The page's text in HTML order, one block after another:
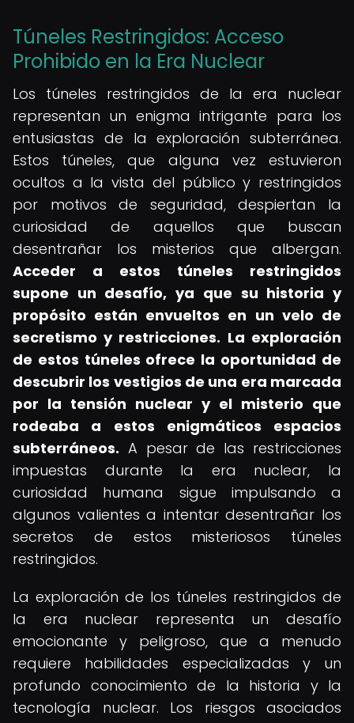
Túneles Restringidos: Acceso
Prohibido en la Era Nuclear
Los túneles restringidos de la era nuclear
representan un enigma intrigante para los
entusiastas de la exploración subterránea.
Estos túneles, que alguna vez estuvieron
ocultos a la vista del público y restringidos
por motivos de seguridad, despiertan la
curiosidad de aquellos que buscan
desentrañar los misterios que albergan.
Acceder a estos túneles restringidos
supone un desafío, ya que su historia y
propósito están envueltos en un velo de
secretismo y restricciones. La exploración
de estos túneles ofrece la oportunidad de
descubrir los vestigios de una era marcada
por la tensión nuclear y el misterio que
rodeaba a estos enigmáticos espacios
subterráneos. A pesar de las restricciones
impuestas durante la era nuclear, la
curiosidad humana sigue impulsando a
algunos valientes a intentar desentrañar los
secretos de estos misteriosos túneles
restringidos.
La exploración de los túneles restringidos de
la era nuclear representa un desafío
emocionante y peligroso, que a menudo
requiere habilidades especializadas y un
profundo conocimiento de la historia y la
tecnología nuclear. Los riesgos asociados